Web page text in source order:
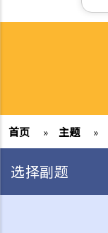
索
首页 » 主题 »
选择副题